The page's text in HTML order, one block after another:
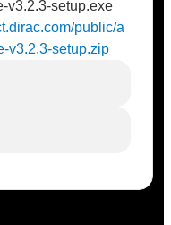
v3.2.3-setup.exe
public/a
v3.2.3-setup.zip